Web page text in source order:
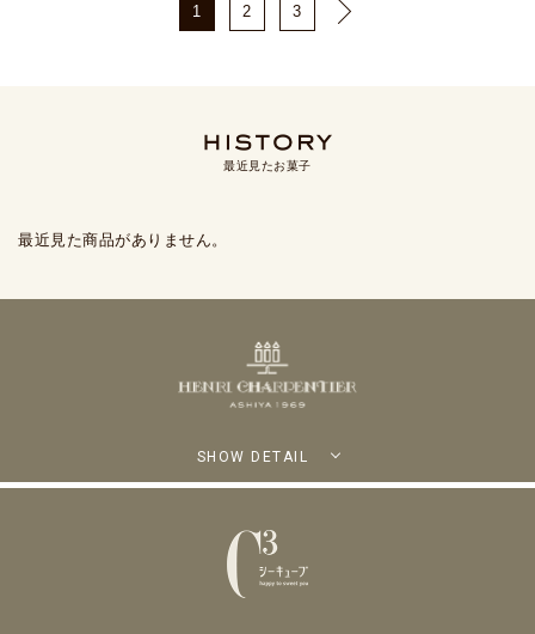
1 2 3
最近見たお菓子
最近見た商品がありません。
SHOW DETAIL